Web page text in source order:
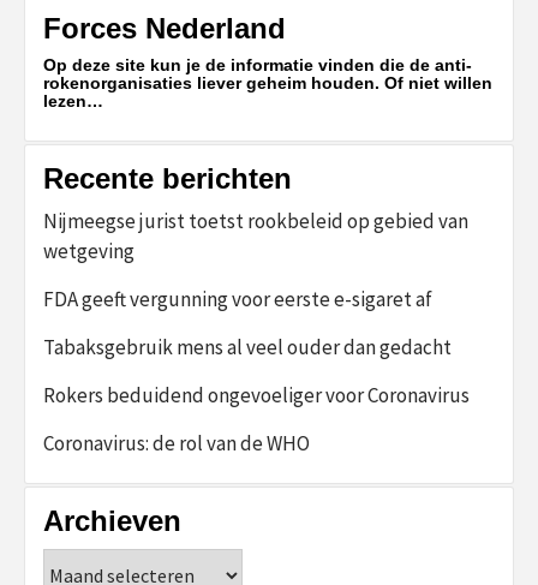
Forces Nederland
Op deze site kun je de informatie vinden die de anti-
rokenorganisaties liever geheim houden. Of niet willen
lezen…
Recente berichten
Nijmeegse jurist toetst rookbeleid op gebied van
wetgeving
FDA geeft vergunning voor eerste e-sigaret af
Tabaksgebruik mens al veel ouder dan gedacht
Rokers beduidend ongevoeliger voor Coronavirus
Coronavirus: de rol van de WHO
Archieven